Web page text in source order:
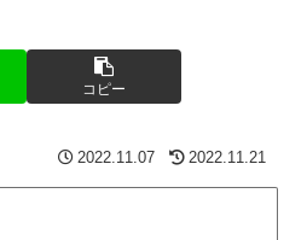
コピー
2022.11.07 2022.11.21